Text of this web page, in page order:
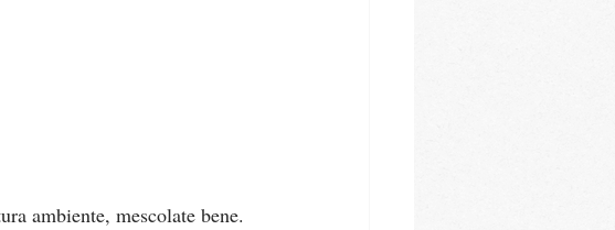
ambiente, mescolate bene.